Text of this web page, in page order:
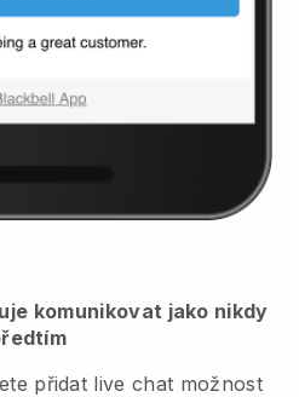
komunikovat jako nikdy
přidat live chat možnost